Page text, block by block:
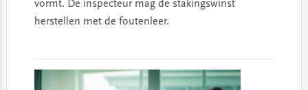
vormt. De inspecteur mag de stakingswinst
herstellen met de foutenleer.